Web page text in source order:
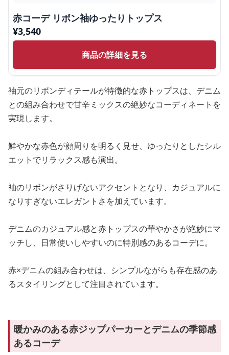
赤コーデ リボン袖ゆったりトップス
¥3,540
商品の詳細を見る
袖元のリボンディテールが特徴的な赤トップスは、デニム
との組み合わせで甘辛ミックスの絶妙なコーディネートを
実現します。
鮮やかな赤色が顔周りを明るく見せ、ゆったりとしたシル
エットでリラックス感も演出。
袖のリボンがさりげないアクセントとなり、カジュアルに
なりすぎないエレガントさを加えています。
デニムのカジュアル感と赤トップスの華やかさが絶妙にマ
ッチし、日常使いしやすいのに特別感のあるコーデに。
赤×デニムの組み合わせは、シンプルながらも存在感のあ
るスタイリングとして注目されています。
暖かみのある赤ジップパーカーとデニムの季節感
あるコーデ